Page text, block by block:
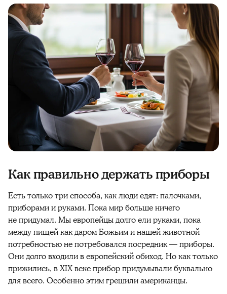
Как правильно держать приборы
Есть только три способа, как люди едят: палочками,
приборами и руками. Пока мир больше ничего
не придумал. Мы европейцы долго ели руками, пока
между пищей как даром Божьим и нашей животной
потребностью не потребовался посредник — приборы.
Они долго входили в европейский обиход. Но как только
прижились, в XIX веке прибор придумывали буквально
для всего. Особенно этим грешили американцы.